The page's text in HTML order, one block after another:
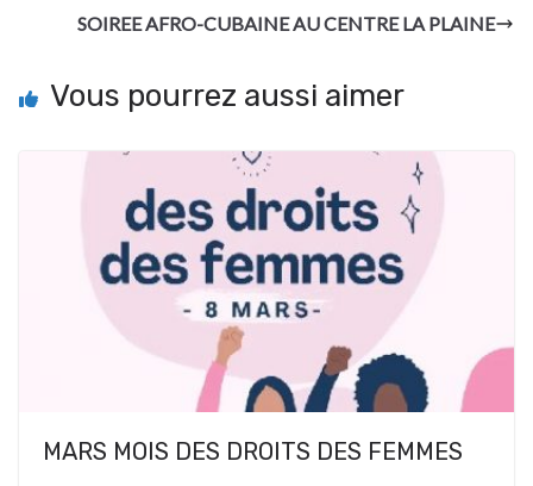
SOIREE AFRO-CUBAINE AU CENTRE LA PLAINE
Vous pourrez aussi aimer
MARS MOIS DES DROITS DES FEMMES